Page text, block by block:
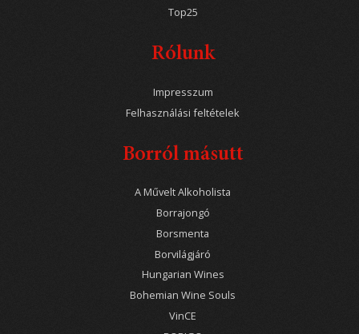
Top25
Rólunk
Impresszum
Felhasználási feltételek
Borról másutt
A Művelt Alkoholista
Borrajongó
Borsmenta
Borvilágjáró
Hungarian Wines
Bohemian Wine Souls
VinCE